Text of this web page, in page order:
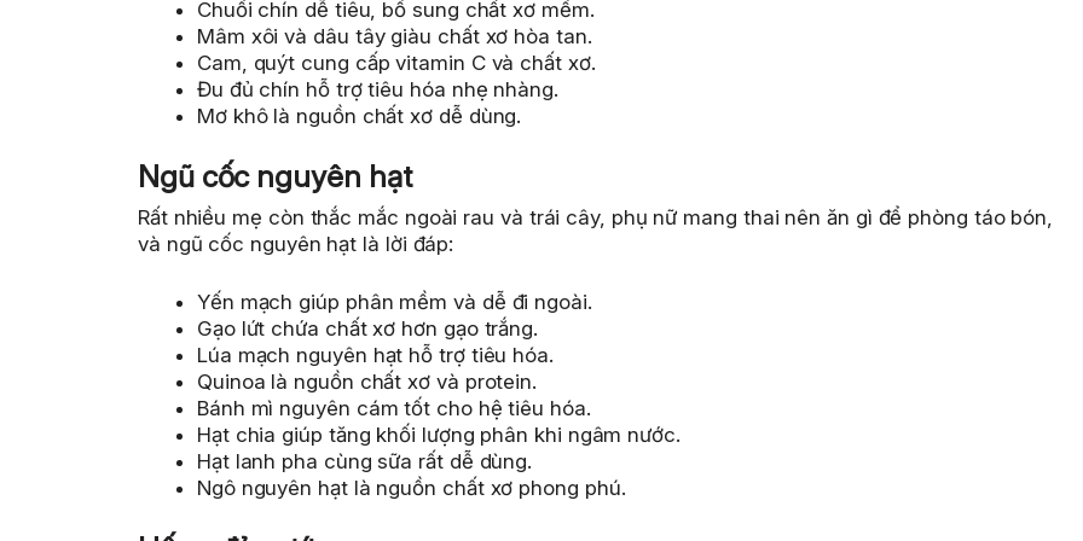
Chuối chín dễ tiêu, bổ sung chất xơ mềm.
Mâm xôi và dâu tây giàu chất xơ hòa tan.
Cam, quýt cung cấp vitamin C và chất xơ.
Đu đủ chín hỗ trợ tiêu hóa nhẹ nhàng.
Mơ khô là nguồn chất xơ dễ dùng.
Ngũ cốc nguyên hạt
Rất nhiều mẹ còn thắc mắc ngoài rau và trái cây, phụ nữ mang thai nên ăn gì để phòng táo bón,
và ngũ cốc nguyên hạt là lời đáp:
Yến mạch giúp phân mềm và dễ đi ngoài.
Gạo lứt chứa chất xơ hơn gạo trắng.
Lúa mạch nguyên hạt hỗ trợ tiêu hóa.
Quinoa là nguồn chất xơ và protein.
Bánh mì nguyên cám tốt cho hệ tiêu hóa.
Hạt chia giúp tăng khối lượng phân khi ngâm nước.
Hạt lanh pha cùng sữa rất dễ dùng.
Ngô nguyên hạt là nguồn chất xơ phong phú.